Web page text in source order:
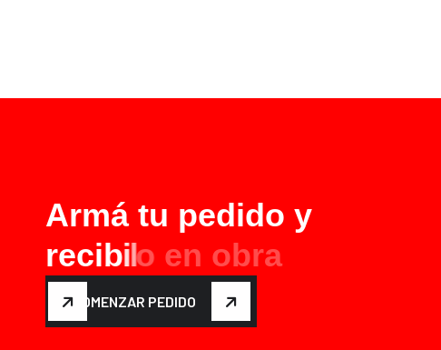
Armá tu pedido y
recibilo en obra
COMENZAR PEDIDO